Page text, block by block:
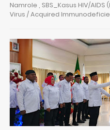
Namrole , SBS_Kasus HIV/
Virus / Acquired